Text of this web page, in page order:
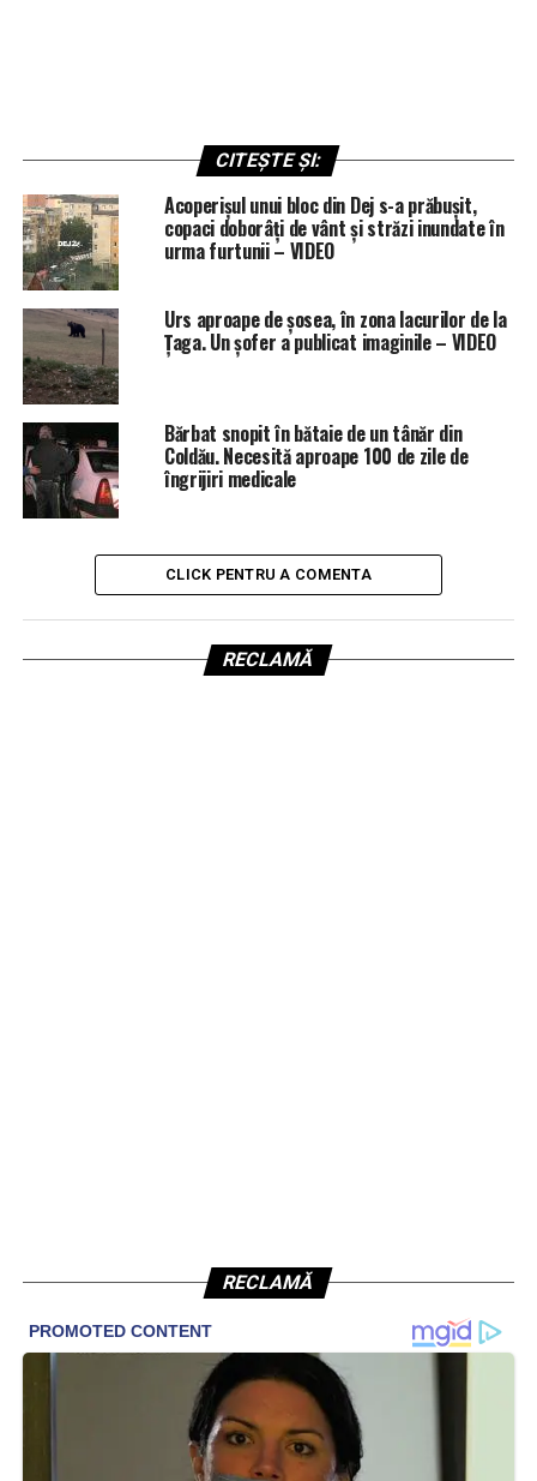
CITEȘTE ȘI:
Acoperișul unui bloc din Dej s-a prăbușit,
copaci doborâți de vânt și străzi inundate în
urma furtunii – VIDEO
Urs aproape de șosea, în zona lacurilor de la
Țaga. Un șofer a publicat imaginile – VIDEO
Bărbat snopit în bătaie de un tânăr din
Coldău. Necesită aproape 100 de zile de
îngrijiri medicale
CLICK PENTRU A COMENTA
RECLAMĂ
RECLAMĂ